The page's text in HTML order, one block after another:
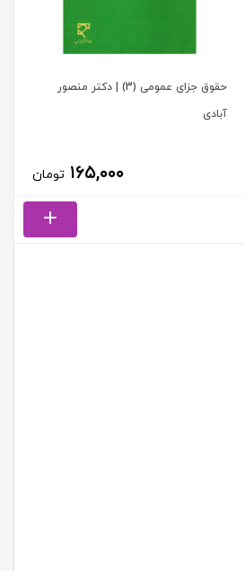
حقوق جزای عمومی (3) | دکتر منصور
آبادی
۱۶۵,۰۰۰ تومان